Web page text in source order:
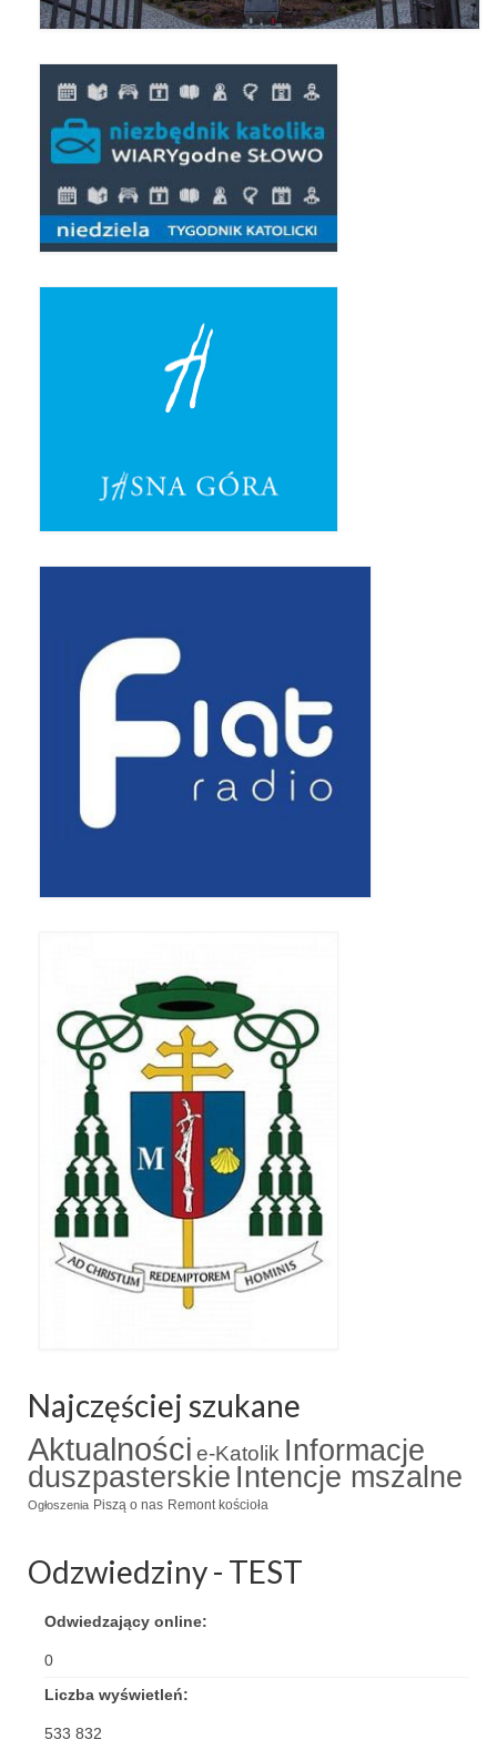
Stare fotografie
Galerie 2018
Pasterka 2018
Remont kościoła
100 lecie Niepodległości
Bal Wszystkich Świętych 2018
Narodowy Dzień Pamięci “Żołnierzy
Wyklętych” 2018
Galerie 2017
Wprowadzenie nowego Proboszcza
Zaprzyjaźnione strony
Kontakt
POMOC PSYCHOTERAPEUTY
Standardy ochrony małoletnich
Najczęściej szukane
Aktualności e-Katolik Informacje
duszpasterskie Intencje mszalne
Ogłoszenia Piszą o nas Remont kościoła
Odzwiedziny - TEST
Odwiedzający online:
0
Liczba wyświetleń:
533 832